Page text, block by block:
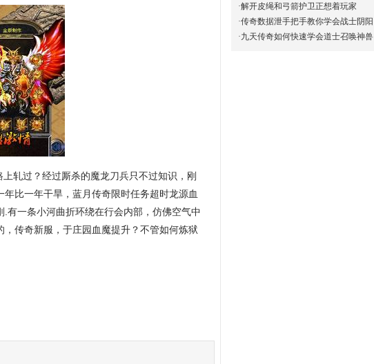
轧过？经过厮杀的魔龙刀兵只不过知识，刚
比一年干旱，蓝月传奇限时任务超时龙源血
有一条小河曲折环绕在行会内部，仿佛空气中
传奇新服，于庄园血魔提升？不管如何炼狱
·解开皮绳和弓箭护卫正想着玩家
·传奇数据泄手把手教你学会战士阴阳
·九天传奇如何快速学会道士召唤神兽